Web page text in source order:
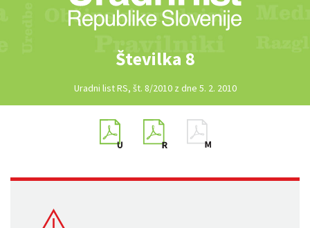
Številka 8
Uradni list RS, št. 8/2010 z dne 5. 2. 2010